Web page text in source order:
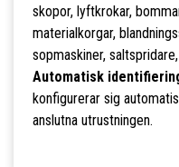
skopor, lyftkrokar,
materialkorgar,
sopmaskiner,
Automatisk
konfigurerar sig
anslutna utrustningen.